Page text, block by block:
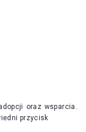
oraz wsparcia.
przycisk